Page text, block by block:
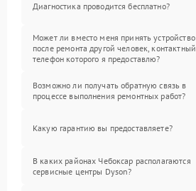
Диагностика проводится бесплатно?
Может ли вместо меня принять устройство
после ремонта другой человек, контактный
телефон которого я предоставлю?
Возможно ли получать обратную связь в
процессе выполнения ремонтных работ?
Какую гарантию вы предоставляете?
В каких районах Чебоксар располагаются
сервисные центры Dyson?